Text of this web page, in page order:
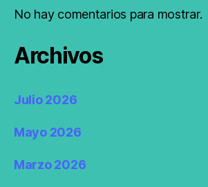
No hay comentarios para mostrar.
Archivos
Julio 2026
Mayo 2026
Marzo 2026